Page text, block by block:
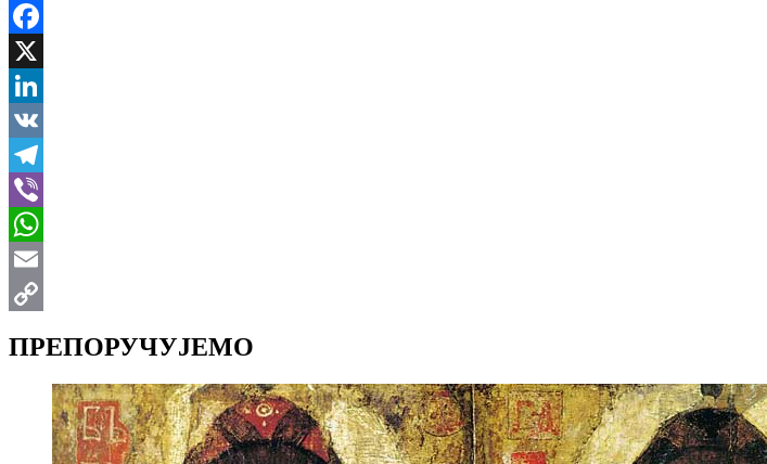
Facebook
X
LinkedIn
VK
Telegram
Viber
WhatsApp
Email
ПРЕПОРУЧУЈЕМО